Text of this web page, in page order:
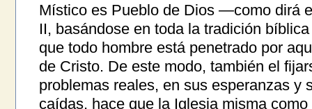
Místico es Pueblo de Dios —como dirá
II, basándose en toda la tradición
que todo hombre está penetrado por
de Cristo. De este modo, también el
problemas reales, en sus esperanzas y
caídas, hace que la Iglesia misma